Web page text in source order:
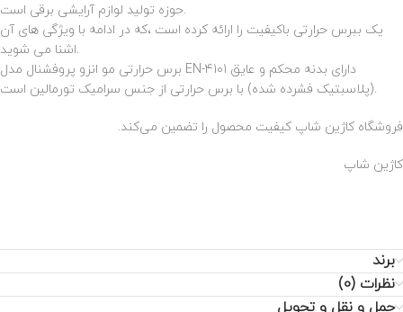
حوزه تولید لوازم آرایشی برقی است.
یک ببرس حرارتی باکیفیت را ارائه کرده است ،که در ادامه با ویژگی های آن
اشنا می شوید.
برس حرارتی مو انزو پروفشنال مدل EN-4101 دارای بدنه‌ محکم و عایق
(پلاسبتیک فشرده شده) با برس حرارتی از جنس سرامیک تورمالین است.
فروشگاه کاژین شاپ کیفیت محصول را تضمین می‌کند.
کاژین شاپ
برند
نظرات (0)
حمل و نقل و تحویل